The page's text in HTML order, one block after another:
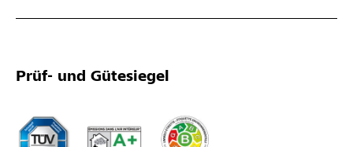
Prüf- und Gütesiegel